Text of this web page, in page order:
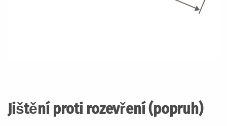
Jištění proti rozevření (popruh)
galerie
s